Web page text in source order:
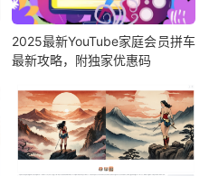
2025最新YouTube家庭会员拼车
最新攻略，附独家优惠码